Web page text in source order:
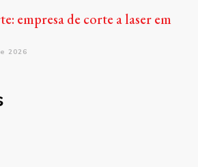
empresa de corte a laser em
2026